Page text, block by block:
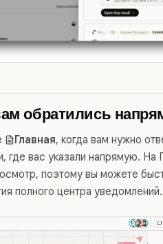
обратились
Главная, когда вам нужно
где вас указали напрямую. На
поэтому вы можете
полного центра уведомлений.